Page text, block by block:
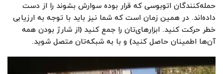
حمله‌کنندگان اتوبوسی که قرار بوده سوارش بشوند را از دست
داده‌اند. در همین زمان است که شما نیز باید با توجه به ارزیابی
خطر حرکت کنید. ابزارهای‌تان را جمع کنید (از شارژ بودن همه
آن‌ها اطمینان حاصل کنید) و با به شبکه‌تان متصل شوید.